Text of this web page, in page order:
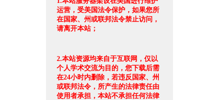
运营，受美国法令保护，如果您所
在国家、州或联邦法令禁止访问，
请离开本站；
2.本站资源均来自于互联网，仅以
个人学术交流为目的，您下载后需
在24小时内删除，若违反国家、州
或联邦法令，所产生的法律责任由
使用者承担，本站不承担任何法律